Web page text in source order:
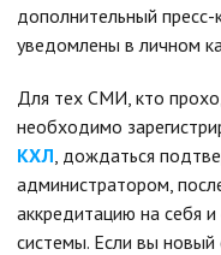
дополнительный
уведомлены в личном
Для тех СМИ, кто
необходимо
КХЛ, дождаться
администратором,
аккредитацию на себя и
системы. Если вы новый